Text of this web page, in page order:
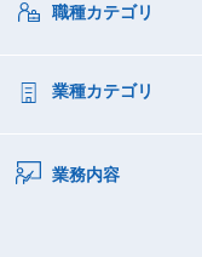
職種カテゴリ
業種カテゴリ
業務内容